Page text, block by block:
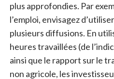
plus approfondies. Par
l’emploi, envisagez
plusieurs diffusions. En
heures travaillées (de
ainsi que le rapport sur le
non agricole, les